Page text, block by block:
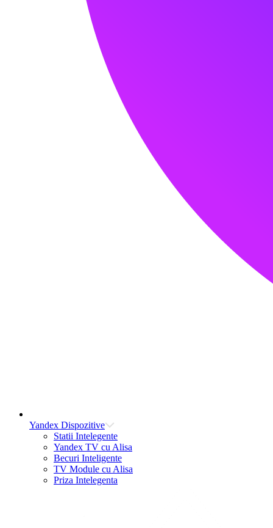
Yandex Dispozitive
Statii Intelegente
Yandex TV cu Alisa
Becuri Inteligente
TV Module cu Alisa
Priza Intelegenta